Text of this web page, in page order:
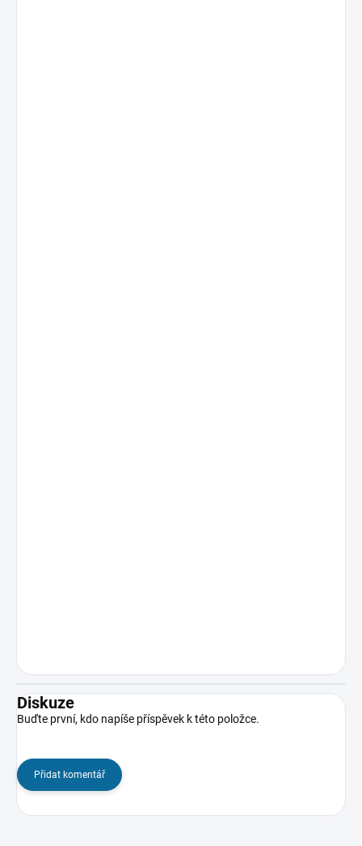
Diskuze
Buďte první, kdo napíše příspěvek k této položce.
Přidat komentář